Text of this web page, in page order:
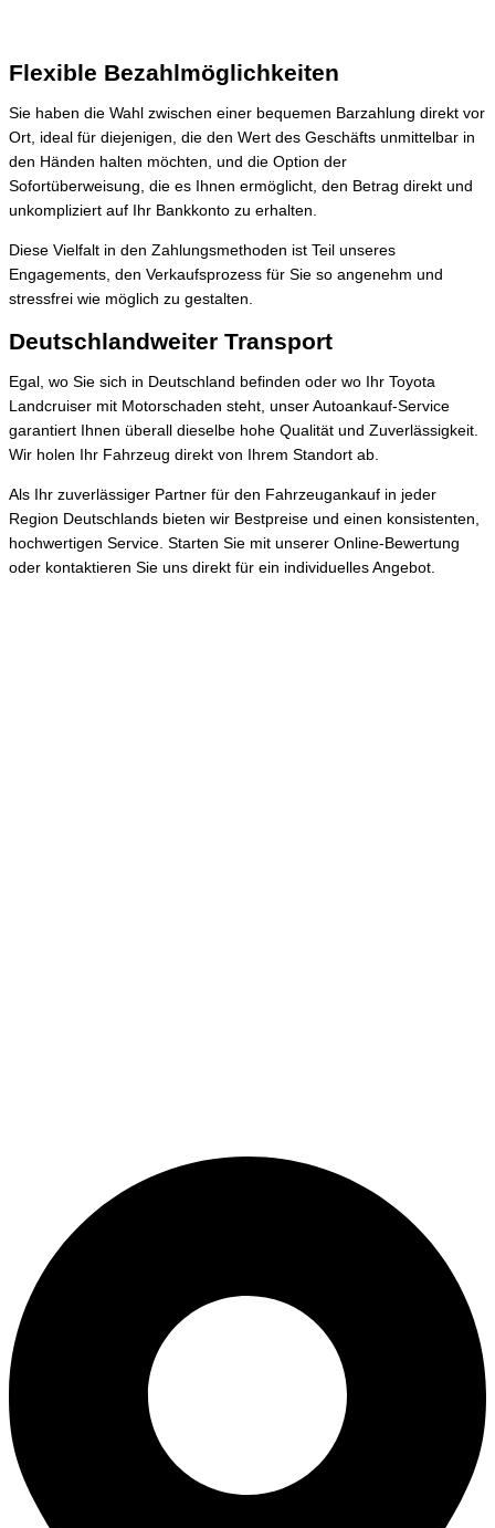
Flexible Bezahlmöglichkeiten
Sie haben die Wahl zwischen einer bequemen Barzahlung direkt vor
Ort, ideal für diejenigen, die den Wert des Geschäfts unmittelbar in
den Händen halten möchten, und die Option der
Sofortüberweisung, die es Ihnen ermöglicht, den Betrag direkt und
unkompliziert auf Ihr Bankkonto zu erhalten.
Diese Vielfalt in den Zahlungsmethoden ist Teil unseres
Engagements, den Verkaufsprozess für Sie so angenehm und
stressfrei wie möglich zu gestalten.
Deutschlandweiter Transport
Egal, wo Sie sich in Deutschland befinden oder wo Ihr Toyota
Landcruiser mit Motorschaden steht, unser Autoankauf-Service
garantiert Ihnen überall dieselbe hohe Qualität und Zuverlässigkeit.
Wir holen Ihr Fahrzeug direkt von Ihrem Standort ab.
Als Ihr zuverlässiger Partner für den Fahrzeugankauf in jeder
Region Deutschlands bieten wir Bestpreise und einen konsistenten,
hochwertigen Service. Starten Sie mit unserer Online-Bewertung
oder kontaktieren Sie uns direkt für ein individuelles Angebot.